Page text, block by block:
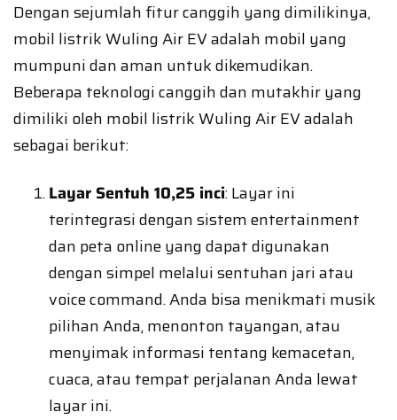
Dengan sejumlah fitur canggih yang dimilikinya,
mobil listrik Wuling Air EV adalah mobil yang
mumpuni dan aman untuk dikemudikan.
Beberapa teknologi canggih dan mutakhir yang
dimiliki oleh mobil listrik Wuling Air EV adalah
sebagai berikut:
Layar Sentuh 10,25 inci: Layar ini
terintegrasi dengan sistem entertainment
dan peta online yang dapat digunakan
dengan simpel melalui sentuhan jari atau
voice command. Anda bisa menikmati musik
pilihan Anda, menonton tayangan, atau
menyimak informasi tentang kemacetan,
cuaca, atau tempat perjalanan Anda lewat
layar ini.